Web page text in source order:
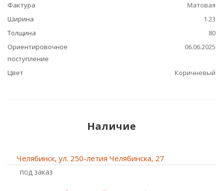
Фактура
Матовая
Ширина
1.23
Толщина
80
Ориентировочное
поступление
06.06.2025
Цвет Коричневый
Наличие
Челябинск, ул. 250-летия Челябинска, 27
Под заказ